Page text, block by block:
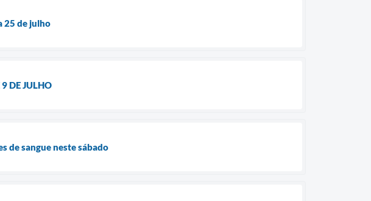
25 de julho
DE JULHO
de sangue neste sábado